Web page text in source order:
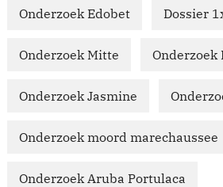
Onderzoek Edobet Dossier
Onderzoek Mitte Onderzoek
Onderzoek Jasmine
Onderzoek moord marechaussee
Onderzoek Aruba Portulaca